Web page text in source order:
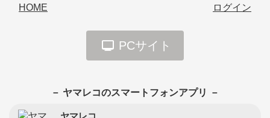
HOME ログイン
PCサイト
－ ヤマレコのスマートフォンアプリ －